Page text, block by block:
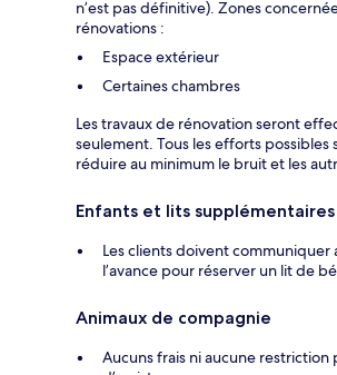
n’est pas définitive). Zones
rénovations :
Espace extérieur
Certaines chambres
Les travaux de rénovation seront
seulement. Tous les efforts
réduire au minimum le bruit et les
Enfants et lits supplémentaires
Les clients doivent communiquer
l’avance pour réserver un lit de
Animaux de compagnie
Aucuns frais ni aucune restriction